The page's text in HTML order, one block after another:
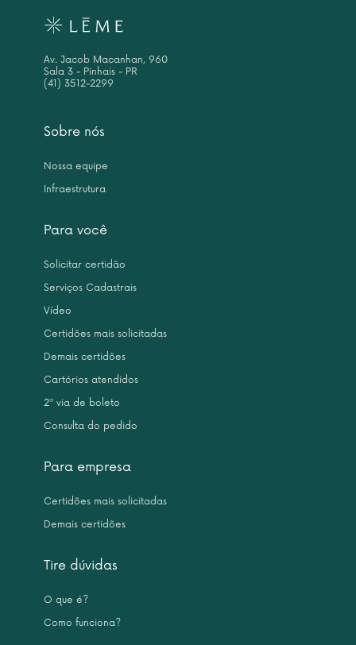
Sobre nós
Nossa equipe
Infraestrutura
Para você
Solicitar certidão
Serviços Cadastrais
Vídeo
Certidões mais solicitadas
Demais certidões
Cartórios atendidos
2ª via de boleto
Consulta do pedido
Para empresa
Certidões mais solicitadas
Demais certidões
Tire dúvidas
O que é?
Como funciona?
Av. Jacob Macanhan, 960
Sala 3 - Pinhais - PR
(41) 3512-2299